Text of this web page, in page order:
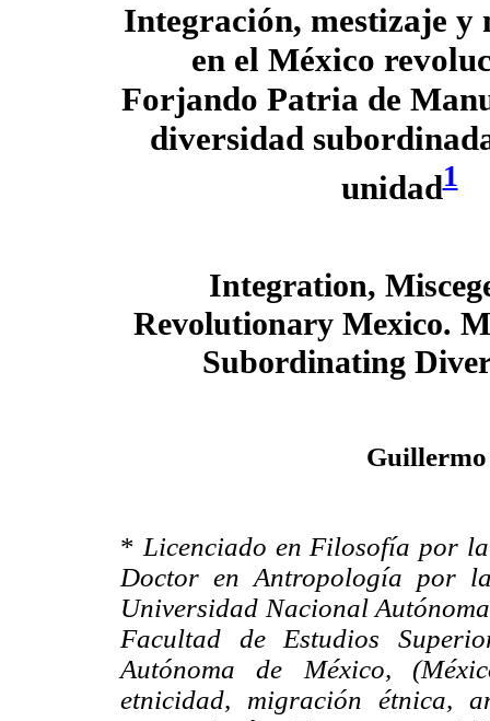
Integración, mestizaje y
en el México
Forjando Patria de
diversidad
unidad1
Integration,
Revolutionary Mexico.
Subordinating
* Licenciado en Filosofía por
Doctor en Antropología por
Universidad Nacional
Facultad de Estudios
Autónoma de México,
etnicidad, migración étnica,